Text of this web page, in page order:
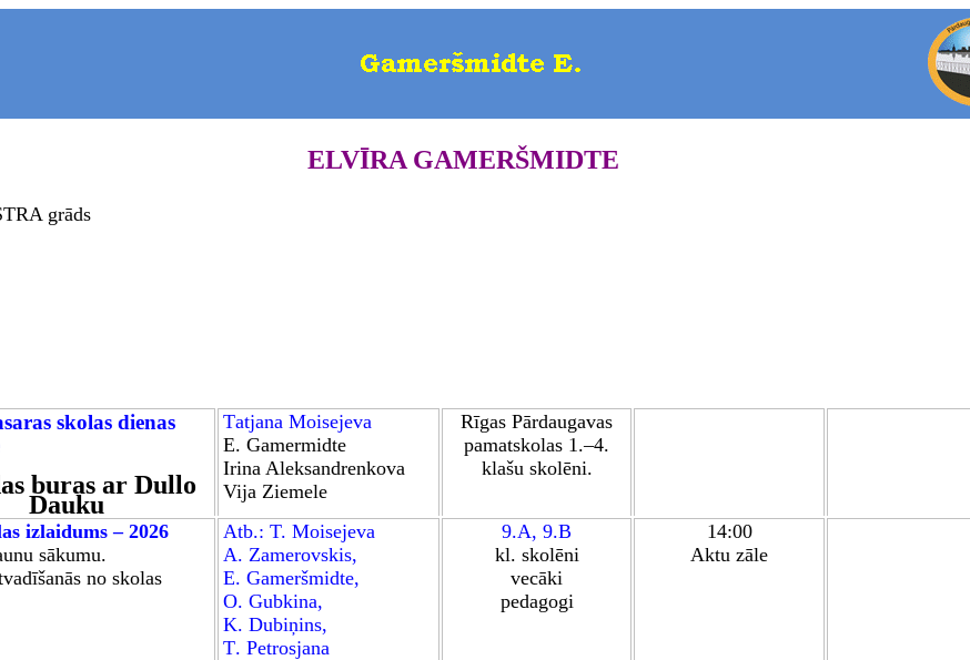
ELVĪRA GAMERŠMIDTE
grāds
skolas dienas
buras ar Dullo
Dauku
Tatjana Moisejeva
E. Gamermidte
Irina Aleksandrenkova
Vija Ziemele
Rīgas Pārdaugavas
pamatskolas 1.–4.
klašu skolēni.
izlaidums – 2026
sākumu.
no skolas
Atb.: T. Moisejeva
A. Zamerovskis,
E. Gameršmidte,
O. Gubkina,
K. Dubiņins,
T. Petrosjana
9.A, 9.B
kl. skolēni
vecāki
pedagogi
14:00
Aktu zāle